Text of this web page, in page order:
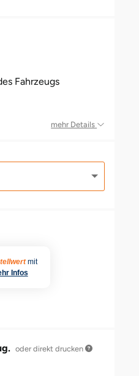
Fahrzeugs
mehr Details
mit
Infos
oder direkt drucken